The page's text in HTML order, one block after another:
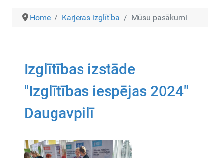
Home Karjeras izglītība Mūsu pasākumi
Izglītības izstāde
"Izglītības iespējas 2024"
Daugavpilī